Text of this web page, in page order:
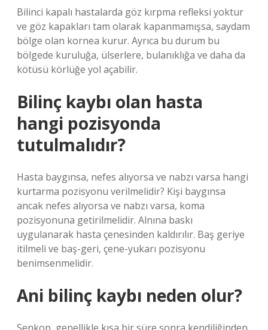
Bilinci kapalı hastalarda göz kırpma refleksi yoktur
ve göz kapakları tam olarak kapanmamışsa, saydam
bölge olan kornea kurur. Ayrıca bu durum bu
bölgede kuruluğa, ülserlere, bulanıklığa ve daha da
kötüsü körlüğe yol açabilir.
Bilinç kaybı olan hasta
hangi pozisyonda
tutulmalıdır?
Hasta baygınsa, nefes alıyorsa ve nabzı varsa hangi
kurtarma pozisyonu verilmelidir? Kişi baygınsa
ancak nefes alıyorsa ve nabzı varsa, koma
pozisyonuna getirilmelidir. Alnına baskı
uygulanarak hasta çenesinden kaldırılır. Baş geriye
itilmeli ve baş-geri, çene-yukarı pozisyonu
benimsenmelidir.
Ani bilinç kaybı neden olur?